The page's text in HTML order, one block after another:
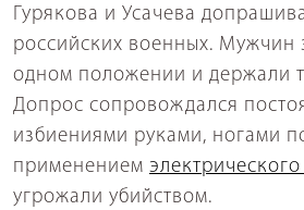
Гурякова и Усачева
российских военных. Мужчин
одном положении и держали
Допрос сопровождался
избиениями руками, ногами
применением электрического
угрожали убийством.